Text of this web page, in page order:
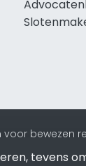
voor bewezen
tevens